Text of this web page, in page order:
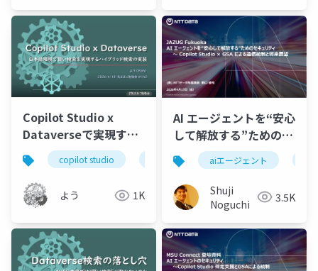
Copilot Studio x
Dataverseで実現する
類似検索copilot studio エージェントフロー dataverse
よう 1K
AI エージェントを“安心
して解放する”ためのセ
キュリティ ～ Copilot
Studio × GSA による
通信統制と将来展望
aiエージェント
Shuji
Noguchi
3.5K